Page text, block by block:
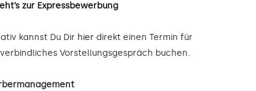
zur Expressbewerbung
kannst Du Dir hier direkt einen Termin für
Vorstellungsgespräch buchen.